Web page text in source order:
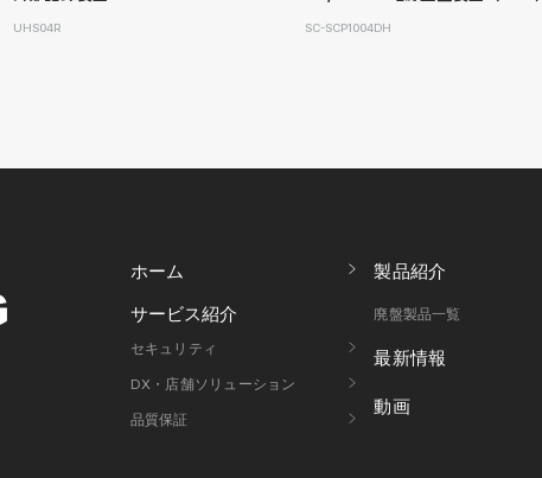
UHS04R SC-SCP1004DH
ホーム
サービス紹介
セキュリティ
DX・店舗ソリューション
品質保証
製品紹介
廃盤製品一覧
最新情報
動画